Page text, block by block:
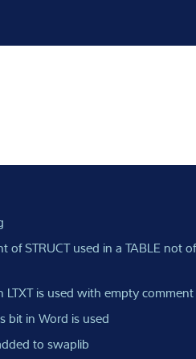
of STRUCT used in a TABLE not
is used with empty
bit in Word is used
to swaplib